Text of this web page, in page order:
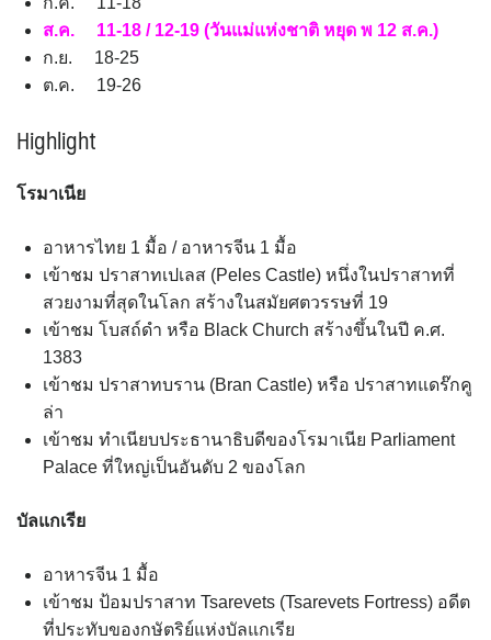
ส.ค. 11-18 / 12-19 (วันแม่แห่งชาติ หยุด พ 12 ส.ค.)
ก.ย. 18-25
ต.ค. 19-26
Highlight
โรมาเนีย
อาหารไทย 1 มื้อ / อาหารจีน 1 มื้อ
เข้าชม ปราสาทเปเลส (Peles Castle) หนึ่งในปราสาทที่
สวยงามที่สุดในโลก สร้างในสมัยศตวรรษที่ 19
เข้าชม โบสถ์ดำ หรือ Black Church สร้างขึ้นในปี ค.ศ.
1383
เข้าชม ปราสาทบราน (Bran Castle) หรือ ปราสาทแดร๊กคู
ล่า
เข้าชม ทำเนียบประธานาธิบดีของโรมาเนีย Parliament
Palace ที่ใหญ่เป็นอันดับ 2 ของโลก
บัลแกเรีย
อาหารจีน 1 มื้อ
เข้าชม ป้อมปราสาท Tsarevets (Tsarevets Fortress) อดีต
ที่ประทับของกษัตริย์แห่งบัลแกเรีย